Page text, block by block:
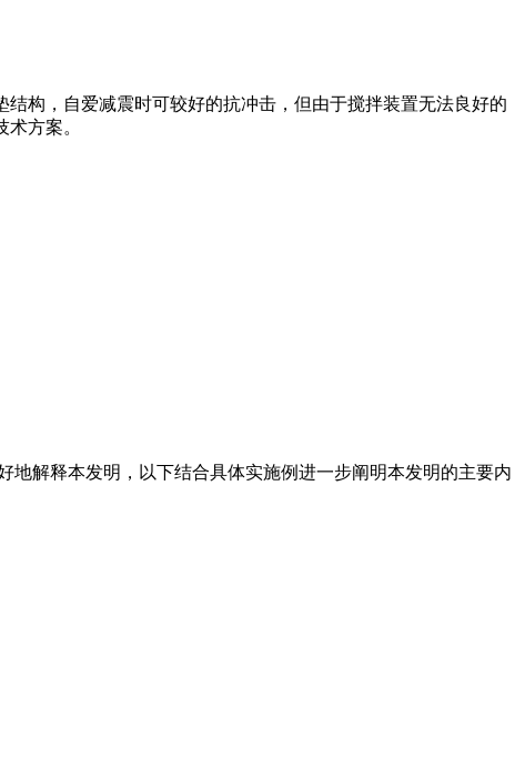
构，自爱减震时可较好的抗冲击，但由于搅拌装置无法良好的
方案。
解释本发明，以下结合具体实施例进一步阐明本发明的主要内